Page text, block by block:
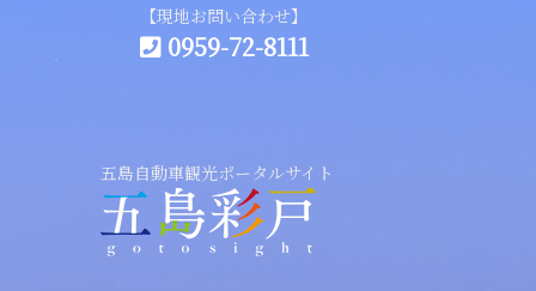
【現地お問い合わせ】
0959-72-8111
五島自動車観光ポータルサイト